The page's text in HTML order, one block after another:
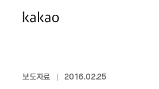
보도자료 2016.02.25